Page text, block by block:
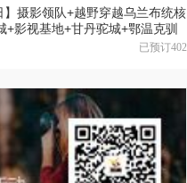
】摄影领队+越野穿越乌兰布统核
影视基地+甘丹驼城+鄂温克驯
已预订402